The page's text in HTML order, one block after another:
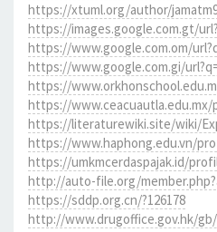
https://xtuml.org/author/
https://images.google.com.gt/
https://www.google.com.om/
https://www.google.com.gi/
https://
https://www.ceacuautla.edu.mx/
https://literaturewiki.site/wiki/
https://www.haphong.edu.vn/
https://umkmcerdaspajak.id/
http://auto-file.org/
https://sddp.org.cn/?126178
http://www.drugoffice.gov.hk/gb/